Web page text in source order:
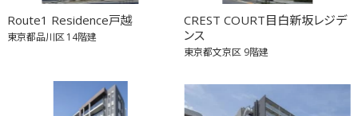
Route1 Residence戸越
東京都品川区14階建
CREST COURT目白新坂レジデ
ンス
東京都文京区 9階建